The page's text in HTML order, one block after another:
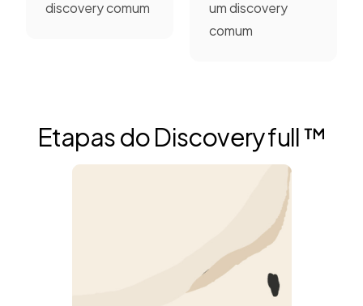
discovery comum
um discovery
comum
Etapas do Discovery full ™